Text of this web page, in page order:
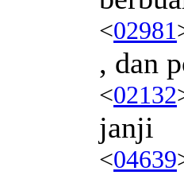
<02981
, dan
<02132
janji
<04639